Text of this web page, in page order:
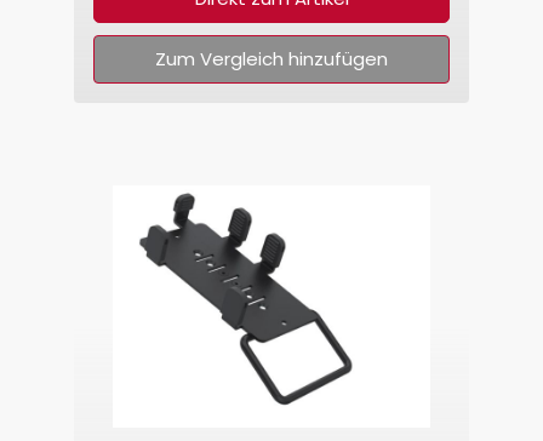
Zum Vergleich hinzufügen